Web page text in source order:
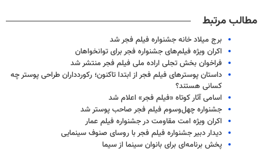
مطالب مرتبط
برج میلاد خانه جشنواره فیلم فجر شد
اکران ویژه فیلم‌های جشنواره فجر برای توانخواهان
فراخوان بخش تجلی اراده ملی فیلم فجر منتشر شد
داستان پوسترهای فیلم فجر از ابتدا تاکنون؛ رکوردداران طراحی پوستر چه
کسانی هستند؟
اسامی آثار کوتاه «فیلم فجر» اعلام شد
جشنواره چهل‌وسوم فیلم فجر صاحب پوستر شد
اکران ویژه امت مقاومت در جشنواره فیلم عمار
دیدار دبیر جشنواره فیلم فجر با روسای صنوف سینمایی
پخش برنامه‌ای برای بانوان سینما از سیما